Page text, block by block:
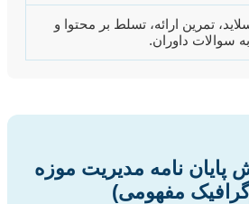
تمرین ارائه، تسلط بر محتوا و
سوالات داوران.
پایان نامه مدیریت موزه
مفهومی)